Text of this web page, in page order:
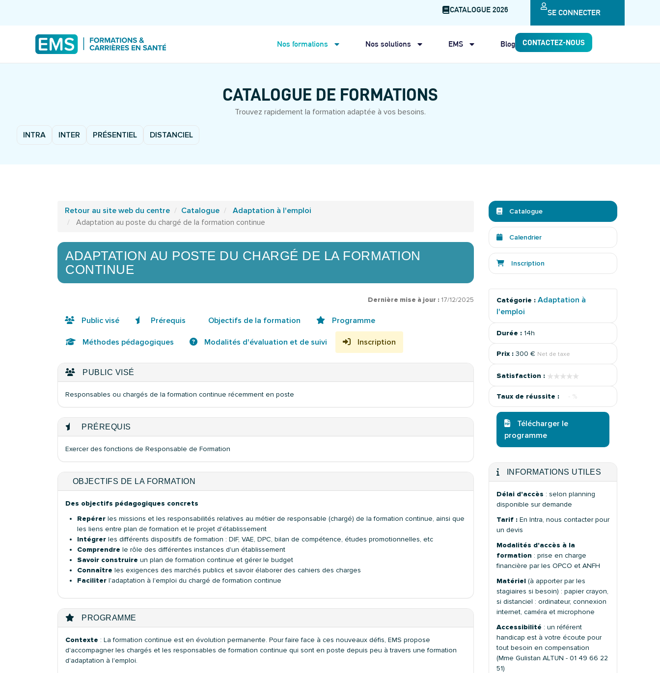
CATALOGUE 2026 SE CONNECTER
Nos formations Nos solutions EMS Blog CONTACTEZ-NOUS
CATALOGUE DE FORMATIONS
Trouvez rapidement la formation adaptée à vos besoins.
INTRA INTER PRÉSENTIEL DISTANCIEL
Retour au site web du centre Catalogue
Adaptation à l'emploi
Adaptation au poste du chargé de la formation continue
ADAPTATION AU POSTE DU CHARGÉ DE LA FORMATION
CONTINUE
Dernière mise à jour : 17/12/2025
Public visé Prérequis Objectifs de la formation Programme
Méthodes pédagogiques Modalités d'évaluation et de suivi Inscription
PUBLIC VISÉ
Responsables ou chargés de la formation continue récemment en poste
PRÉREQUIS
Exercer des fonctions de Responsable de Formation
OBJECTIFS DE LA FORMATION
Des objectifs pédagogiques concrets
Repérer les missions et les responsabilités relatives au métier de responsable (chargé) de la formation continue, ainsi que
les liens entre plan de formation et le projet d'établissement
Intégrer les différents dispositifs de formation : DIF, VAE, DPC, bilan de compétence, études promotionnelles, etc
Comprendre le rôle des différentes instances d'un établissement
Savoir construire un plan de formation continue et gérer le budget
Connaître les exigences des marchés publics et savoir élaborer des cahiers des charges
Faciliter l'adaptation à l'emploi du chargé de formation continue
PROGRAMME
Contexte : La formation continue est en évolution permanente. Pour faire face à ces nouveaux défis, EMS propose
d'accompagner les chargés et les responsables de formation continue qui sont en poste depuis peu à travers une formation
d'adaptation à l'emploi.
Catalogue
Calendrier
Inscription
Catégorie : Adaptation à
l'emploi
Durée :14h
Prix : 300 € Net de taxe
Satisfaction : ★★★★★
★★★★★
Taux de réussite : - %
Télécharger le
programme
INFORMATIONS UTILES
Délai d'accès : selon planning
disponible sur demande
Tarif : En Intra, nous contacter pour
un devis
Modalités d'accès à la
formation : prise en charge
financière par les OPCO et ANFH
Matériel (à apporter par les
stagiaires si besoin) : papier crayon,
si distanciel : ordinateur, connexion
internet, caméra et microphone
Accessibilité : un référent
handicap est à votre écoute pour
tout besoin en compensation
(Mme Gulistan ALTUN - 01 49 66 22
51)